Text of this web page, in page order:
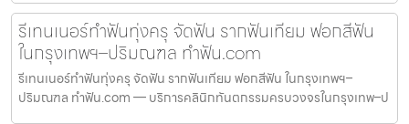
รีเทนเนอร์ทำฟันทุ่งครุ จัดฟัน รากฟันเทียม ฟอกสีฟัน
ในกรุงเทพฯ–ปริมณฑล ทำฟัน.com
รีเทนเนอร์ทำฟันทุ่งครุ จัดฟัน รากฟันเทียม ฟอกสีฟัน ในกรุงเทพฯ–
ปริมณฑล ทำฟัน.com — บริการคลินิกทันตกรรมครบวงจรในกรุงเทพ–ป